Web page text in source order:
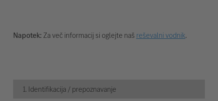
Napotek:Za več informacij si oglejte naš reševalni vodnik.
1. Identifikacija / prepoznavanje